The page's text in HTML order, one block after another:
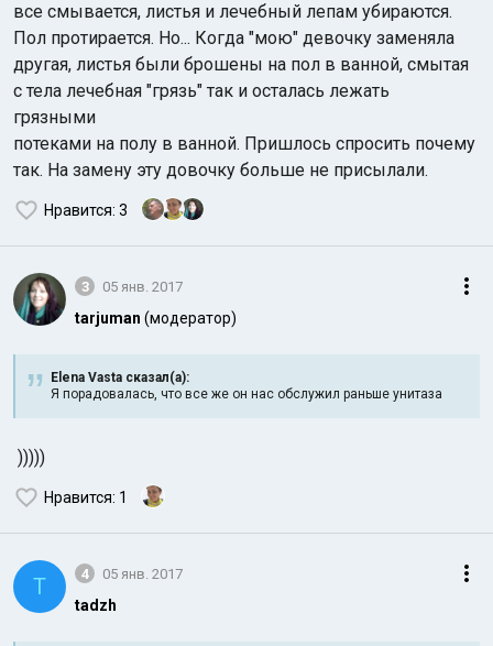
все смывается, листья и лечебный лепам убираются.
Пол протирается. Но... Когда "мою" девочку заменяла
другая, листья были брошены на пол в ванной, смытая
с тела лечебная "грязь" так и осталась лежать
грязными
потеками на полу в ванной. Пришлось спросить почему
так. На замену эту довочку больше не присылали.
Нравится: 3
3 05 янв. 2017
tarjuman (модератор)
Elena Vasta сказал(а):
Я порадовалась, что все же он нас обслужил раньше унитаза
)))))
Нравится: 1
T 4 05 янв. 2017
tadzh